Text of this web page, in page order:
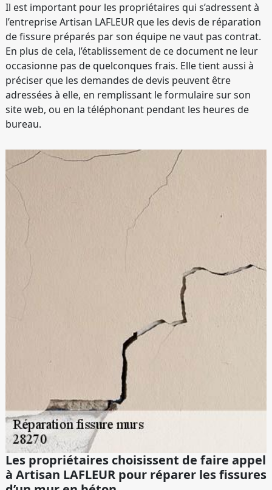
Il est important pour les propriétaires qui s’adressent à
l’entreprise Artisan LAFLEUR que les devis de réparation
de fissure préparés par son équipe ne vaut pas contrat.
En plus de cela, l’établissement de ce document ne leur
occasionne pas de quelconques frais. Elle tient aussi à
préciser que les demandes de devis peuvent être
adressées à elle, en remplissant le formulaire sur son
site web, ou en la téléphonant pendant les heures de
bureau.
Les propriétaires choisissent de faire appel
à Artisan LAFLEUR pour réparer les fissures